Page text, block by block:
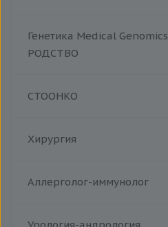
Генетика Medical Genomics
РОДСТВО
СТООНКО
Хирургия
Аллерголог-иммунолог